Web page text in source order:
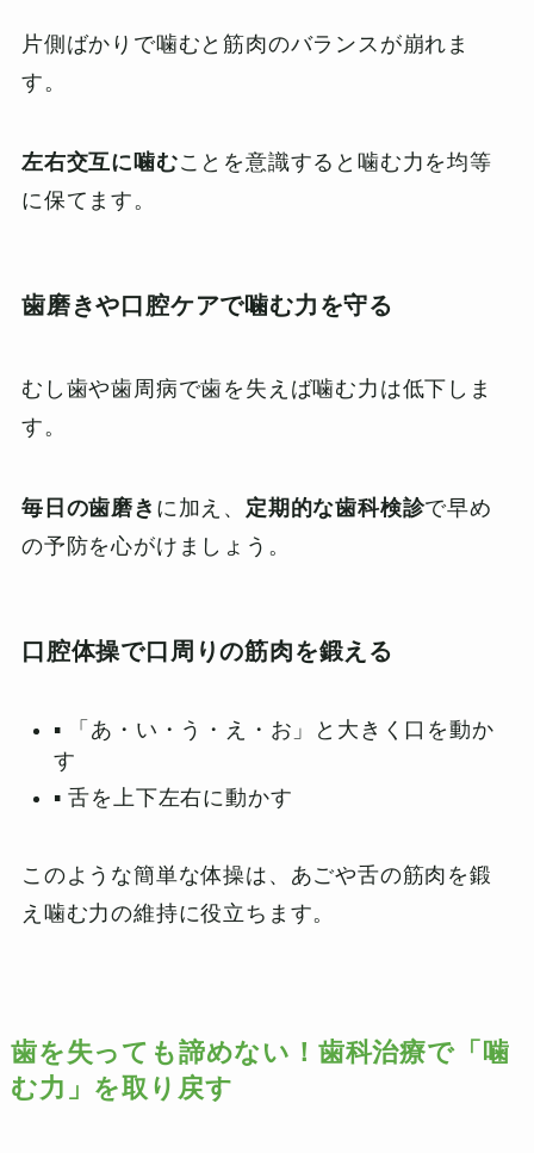
片側ばかりで噛むと筋肉のバランスが崩れま
す。
左右交互に噛むことを意識すると噛む力を均等
に保てます。
歯磨きや口腔ケアで噛む力を守る
むし歯や歯周病で歯を失えば噛む力は低下しま
す。
毎日の歯磨き に加え、 定期的な歯科検診で早め
の予防を心がけましょう。
口腔体操で口周りの筋肉を鍛える
▪️ 「あ・い・う・え・お」と大きく口を動か
す
▪️ 舌を上下左右に動かす
このような簡単な体操は、あごや舌の筋肉を鍛
え噛む力の維持に役立ちます。
歯を失っても諦めない！歯科治療で「噛
む力」を取り戻す